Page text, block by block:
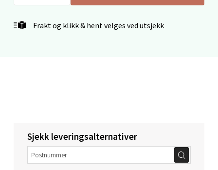
Frakt og klikk & hent velges ved utsjekk
Sjekk leveringsalternativer
Ålesund - Thon Senter Moa
Langelandsvegen 25, 6010 Ålesund